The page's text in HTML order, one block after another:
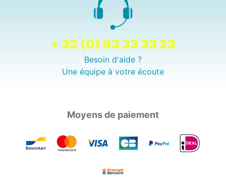
+ 32 (0) 83 33 33 23
Besoin d'aide ?
Une équipe à votre écoute
Moyens de paiement